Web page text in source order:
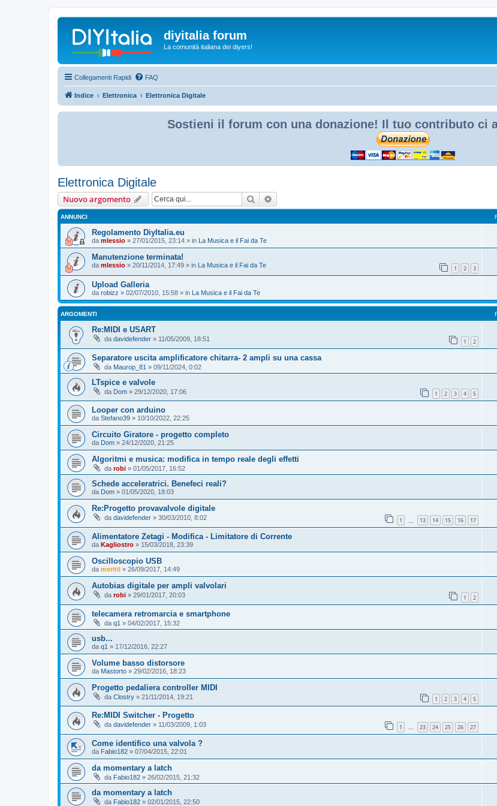
diyitalia forum
La comunità italiana dei diyers!
Collegamenti Rapidi FAQ
Indice Elettronica Elettronica Digitale
Sostieni il forum con una donazione! Il tuo contributo ci
Elettronica Digitale
Nuovo argomento Cerca
ANNUNCI
Regolamento DiyItalia.eu
da mlessio » 27/01/2015, 23:14 » in La Musica e il Fai da Te
Manutenzione terminata!
da mlessio » 20/11/2014, 17:49 » in La Musica e il Fai da Te 1 2 3
Upload Galleria
da robizz » 02/07/2010, 15:58 » in La Musica e il Fai da Te
ARGOMENTI
Re:MIDI e USART
da davidefender » 11/05/2009, 18:51 1 2
Separatore uscita amplificatore chitarra- 2 ampli su una cassa
da Maurop_81 » 09/11/2024, 0:02
LTspice e valvole
da Dom » 29/12/2020, 17:06 1 2 3 4 5
Looper con arduino
da Stefano39 » 10/10/2022, 22:25
Circuito Giratore - progetto completo
da Dom » 24/12/2020, 21:25
Algoritmi e musica: modifica in tempo reale degli effetti
da robi » 01/05/2017, 16:52
Schede acceleratrici. Benefeci reali?
da Dom » 01/05/2020, 18:03
Re:Progetto provavalvole digitale
da davidefender » 30/03/2010, 8:02 1 13 14 15 16 17
Alimentatore Zetagi - Modifica - Limitatore di Corrente
da Kagliostro » 15/03/2018, 23:39
Oscilloscopio USB
da meritil » 26/09/2017, 14:49
Autobias digitale per ampli valvolari
da robi » 29/01/2017, 20:03 1 2
telecamera retromarcia e smartphone
da q1 » 04/02/2017, 15:32
usb...
da q1 » 17/12/2016, 22:27
Volume basso distorsore
da Mastorto » 29/02/2016, 18:23
Progetto pedaliera controller MIDI
da Clostry » 21/11/2014, 19:21 1 2 3 4 5
Re:MIDI Switcher - Progetto
da davidefender » 11/03/2009, 1:03 1 … 23 24 25 26 27
Come identifico una valvola ?
da Fabio182 » 07/04/2015, 22:01
da momentary a latch
da Fabio182 » 26/02/2015, 21:32
da momentary a latch
da Fabio182 » 02/01/2015, 22:50